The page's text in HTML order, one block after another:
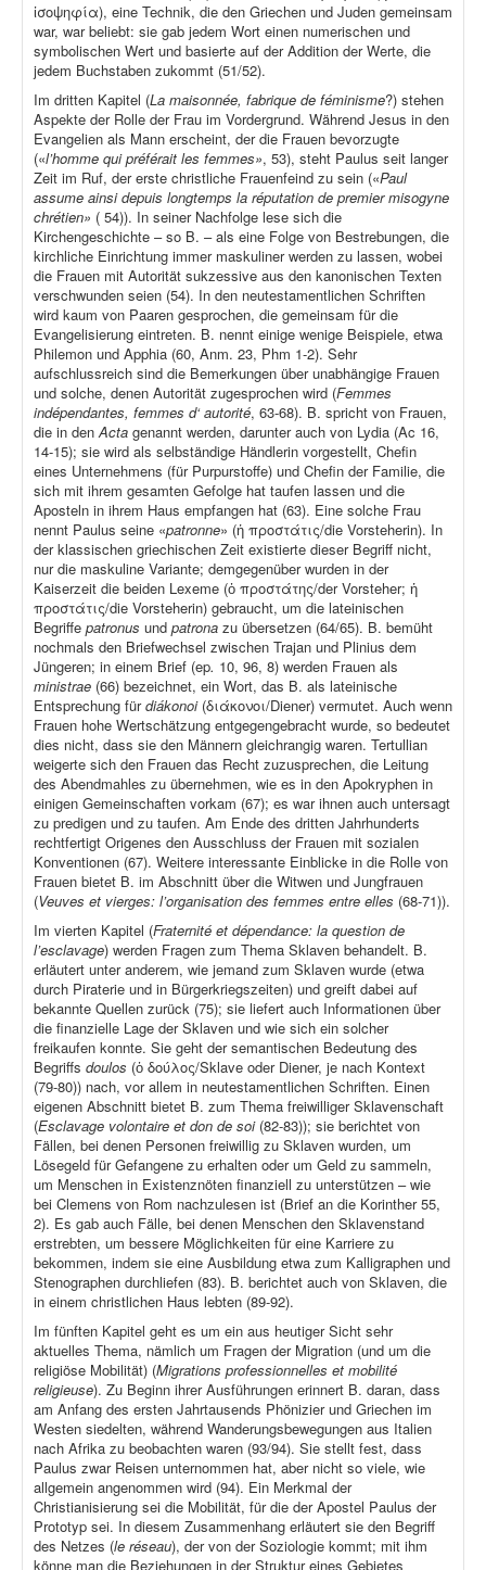
ἰσοψηφία), eine Technik, die den Griechen und Juden gemeinsam
war, war beliebt: sie gab jedem Wort einen numerischen und
symbolischen Wert und basierte auf der Addition der Werte, die
jedem Buchstaben zukommt (51/52).
Im dritten Kapitel (La maisonnée, fabrique de féminisme?) stehen
Aspekte der Rolle der Frau im Vordergrund. Während Jesus in den
Evangelien als Mann erscheint, der die Frauen bevorzugte
(«l’homme qui préférait les femmes», 53), steht Paulus seit langer
Zeit im Ruf, der erste christliche Frauenfeind zu sein («Paul
assume ainsi depuis longtemps la réputation de premier misogyne
chrétien» ( 54)). In seiner Nachfolge lese sich die
Kirchengeschichte – so B. – als eine Folge von Bestrebungen, die
kirchliche Einrichtung immer maskuliner werden zu lassen, wobei
die Frauen mit Autorität sukzessive aus den kanonischen Texten
verschwunden seien (54). In den neutestamentlichen Schriften
wird kaum von Paaren gesprochen, die gemeinsam für die
Evangelisierung eintreten. B. nennt einige wenige Beispiele, etwa
Philemon und Apphia (60, Anm. 23, Phm 1-2). Sehr
aufschlussreich sind die Bemerkungen über unabhängige Frauen
und solche, denen Autorität zugesprochen wird (Femmes
indépendantes, femmes d‘ autorité, 63-68). B. spricht von Frauen,
die in denActa genannt werden, darunter auch von Lydia (Ac 16,
14-15); sie wird als selbständige Händlerin vorgestellt, Chefin
eines Unternehmens (für Purpurstoffe) und Chefin der Familie, die
sich mit ihrem gesamten Gefolge hat taufen lassen und die
Aposteln in ihrem Haus empfangen hat (63). Eine solche Frau
nennt Paulus seine «patronne» (ἡ προστάτις/die Vorsteherin). In
der klassischen griechischen Zeit existierte dieser Begriff nicht,
nur die maskuline Variante; demgegenüber wurden in der
Kaiserzeit die beiden Lexeme (ὁ προστάτης/der Vorsteher; ἡ
προστάτις/die Vorsteherin) gebraucht, um die lateinischen
Begriffe patronus und patrona zu übersetzen (64/65). B. bemüht
nochmals den Briefwechsel zwischen Trajan und Plinius dem
Jüngeren; in einem Brief (ep. 10, 96, 8) werden Frauen als
ministrae (66) bezeichnet, ein Wort, das B. als lateinische
Entsprechung fürdiákonoi (διάκονοι/Diener) vermutet. Auch wenn
Frauen hohe Wertschätzung entgegengebracht wurde, so bedeutet
dies nicht, dass sie den Männern gleichrangig waren. Tertullian
weigerte sich den Frauen das Recht zuzusprechen, die Leitung
des Abendmahles zu übernehmen, wie es in den Apokryphen in
einigen Gemeinschaften vorkam (67); es war ihnen auch untersagt
zu predigen und zu taufen. Am Ende des dritten Jahrhunderts
rechtfertigt Origenes den Ausschluss der Frauen mit sozialen
Konventionen (67). Weitere interessante Einblicke in die Rolle von
Frauen bietet B. im Abschnitt über die Witwen und Jungfrauen
(Veuves et vierges: l’organisation des femmes entre elles (68-71)).
Im vierten Kapitel (Fraternité et dépendance: la question de
l’esclavage) werden Fragen zum Thema Sklaven behandelt. B.
erläutert unter anderem, wie jemand zum Sklaven wurde (etwa
durch Piraterie und in Bürgerkriegszeiten) und greift dabei auf
bekannte Quellen zurück (75); sie liefert auch Informationen über
die finanzielle Lage der Sklaven und wie sich ein solcher
freikaufen konnte. Sie geht der semantischen Bedeutung des
Begriffs doulos (ὁ δούλος/Sklave oder Diener, je nach Kontext
(79-80)) nach, vor allem in neutestamentlichen Schriften. Einen
eigenen Abschnitt bietet B. zum Thema freiwilliger Sklavenschaft
(Esclavage volontaire et don de soi(82-83)); sie berichtet von
Fällen, bei denen Personen freiwillig zu Sklaven wurden, um
Lösegeld für Gefangene zu erhalten oder um Geld zu sammeln,
um Menschen in Existenznöten finanziell zu unterstützen – wie
bei Clemens von Rom nachzulesen ist (Brief an die Korinther 55,
2). Es gab auch Fälle, bei denen Menschen den Sklavenstand
erstrebten, um bessere Möglichkeiten für eine Karriere zu
bekommen, indem sie eine Ausbildung etwa zum Kalligraphen und
Stenographen durchliefen (83). B. berichtet auch von Sklaven, die
in einem christlichen Haus lebten (89-92).
Im fünften Kapitel geht es um ein aus heutiger Sicht sehr
aktuelles Thema, nämlich um Fragen der Migration (und um die
religiöse Mobilität) (Migrations professionnelles et mobilité
religieuse). Zu Beginn ihrer Ausführungen erinnert B. daran, dass
am Anfang des ersten Jahrtausends Phönizier und Griechen im
Westen siedelten, während Wanderungsbewegungen aus Italien
nach Afrika zu beobachten waren (93/94). Sie stellt fest, dass
Paulus zwar Reisen unternommen hat, aber nicht so viele, wie
allgemein angenommen wird (94). Ein Merkmal der
Christianisierung sei die Mobilität, für die der Apostel Paulus der
Prototyp sei. In diesem Zusammenhang erläutert sie den Begriff
des Netzes (le réseau), der von der Soziologie kommt; mit ihm
könne man die Beziehungen in der Struktur eines Gebietes